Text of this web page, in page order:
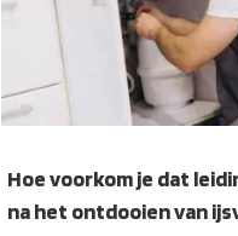
Hoe voorkom je dat
na het ontdooien van